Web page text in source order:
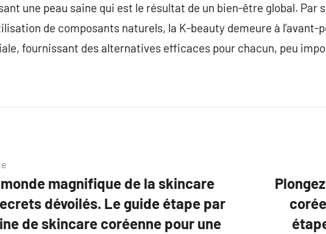
une peau saine qui est le résultat de un bien-être global. Par
de composants naturels, la K-beauty demeure à l’avant-
fournissant des alternatives efficaces pour chacun, peu
magnifique de la skincare
dévoilés. Le guide étape par
de skincare coréenne pour une